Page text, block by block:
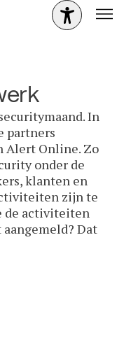
In
partners
Alert Online. Zo
onder de
klanten en
zijn te
de activiteiten
Dat